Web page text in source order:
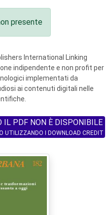
presente
International Linking
indipendente e non profit per
implementati da
ai contenuti digitali nelle
IL PDF NON È DISPONIBILE
UTILIZZANDO I DOWNLOAD CREDIT